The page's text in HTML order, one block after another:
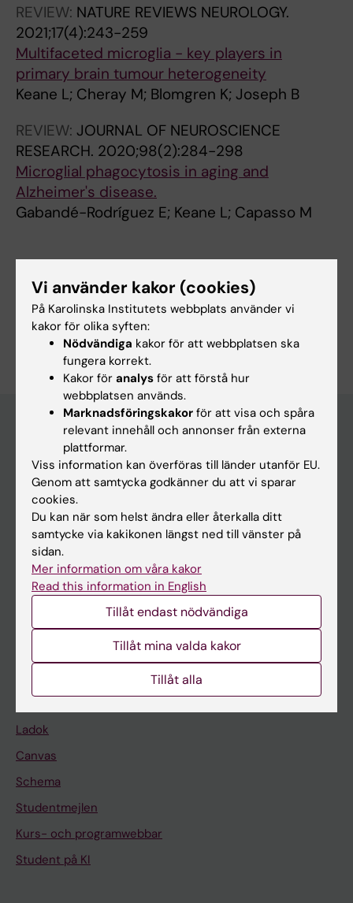
REVIEW: NATURE REVIEWS NEUROLOGY.
2021;17(4):243-259
Multifaceted microglia - key players in
primary brain tumour heterogeneity
Keane L; Cheray M; Blomgren K; Joseph B
REVIEW: JOURNAL OF NEUROSCIENCE
RESEARCH. 2020;98(2):284-298
Microglial phagocytosis in aging and
Alzheimer's disease.
Gabandé-Rodríguez E; Keane L; Capasso M
Forskningsområden:
Neurovetenskaper
Är du Lily Keane?
Redigera din profil
Huvudmeny
Utbildning
Forskarutbildning
Forskning
Om KI
Nyheter
Kalender
Ladok
Canvas
Schema
Studentmejlen
Kurs- och programwebbar
Student på KI
Vi använder kakor (cookies)
På Karolinska Institutets webbplats använder vi
kakor för olika syften:
Nödvändiga kakor för att webbplatsen ska
fungera korrekt.
Kakor för analys för att förstå hur
webbplatsen används.
Marknadsföringskakor för att visa och spåra
relevant innehåll och annonser från externa
plattformar.
Viss information kan överföras till länder utanför EU.
Genom att samtycka godkänner du att vi sparar
cookies.
Du kan när som helst ändra eller återkalla ditt
samtycke via kakikonen längst ned till vänster på
sidan.
Mer information om våra kakor
Read this information in English
Tillåt endast nödvändiga
Tillåt mina valda kakor
Tillåt alla